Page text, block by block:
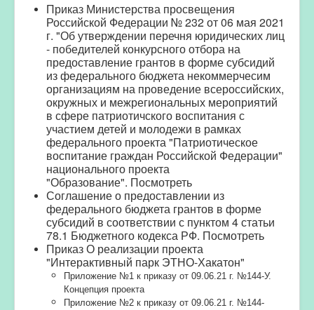
Приказ Министерства просвещения
Российской Федерации № 232 от 06 мая 2021
г. "Об утверждении перечня юридических лиц
- победителей конкурсного отбора на
предоставление грантов в форме субсидий
из федерального бюджета некоммерчесим
организациям на проведение всероссийских,
окружных и межрегиональных мероприятий
в сфере патриотичского воспитания с
участием детей и молодежи в рамках
федерального проекта "Патриотическое
воспитание граждан Российской Федерации"
национального проекта
"Образование". Посмотреть
Соглашение о предоставлении из
федерального бюджета грантов в форме
субсидий в соответствии с пунктом 4 статьи
78.1 Бюджетного кодекса РФ. Посмотреть
Приказ О реализации проекта
"Интерактивный парк ЭТНО-Хакатон"
Приложение №1 к приказу от 09.06.21 г. №144-У.
Концепция проекта
Приложение №2 к приказу от 09.06.21 г. №144-